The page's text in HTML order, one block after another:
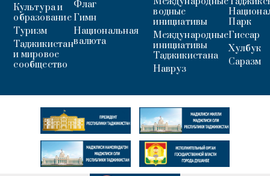
Культура и
образование
Туризм
Таджикистан
и мировое
сообщество
Флаг
Гимн
Национальная
валюта
водные
инициативы
Международные
инициативы
Таджикистана
Навруз
Парк
Гиссар
Хулбук
Саразм